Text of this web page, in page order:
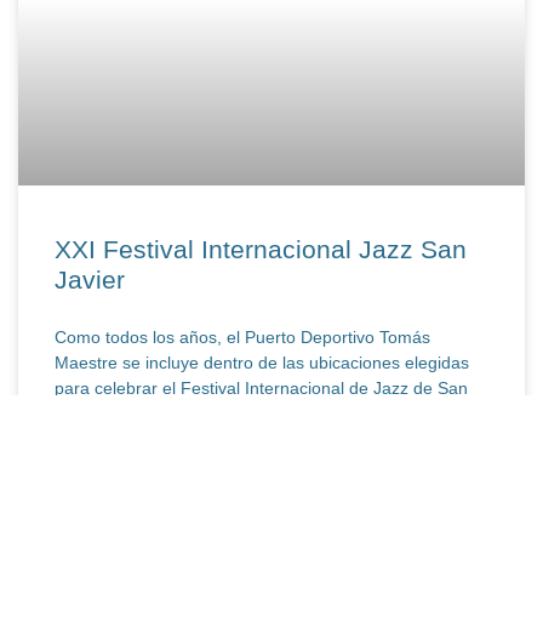
XXI Festival Internacional Jazz San
Javier
Como todos los años, el Puerto Deportivo Tomás
Maestre se incluye dentro de las ubicaciones elegidas
para celebrar el Festival Internacional de Jazz de San